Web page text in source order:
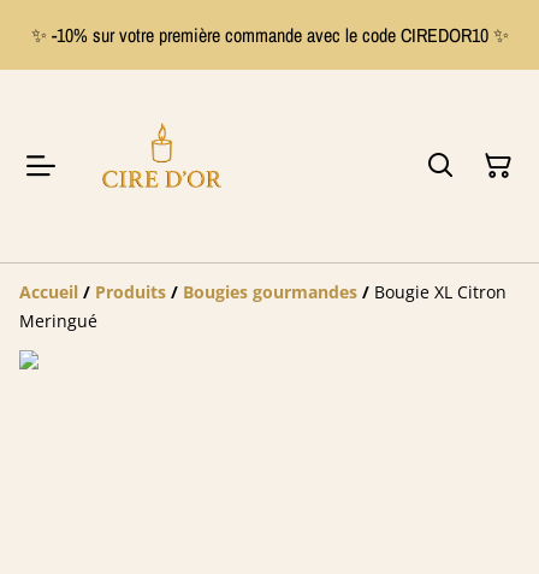
✨ -10% sur votre première commande avec le code CIREDOR10 ✨
Accueil / Produits / Bougies gourmandes / Bougie XL Citron
Meringué